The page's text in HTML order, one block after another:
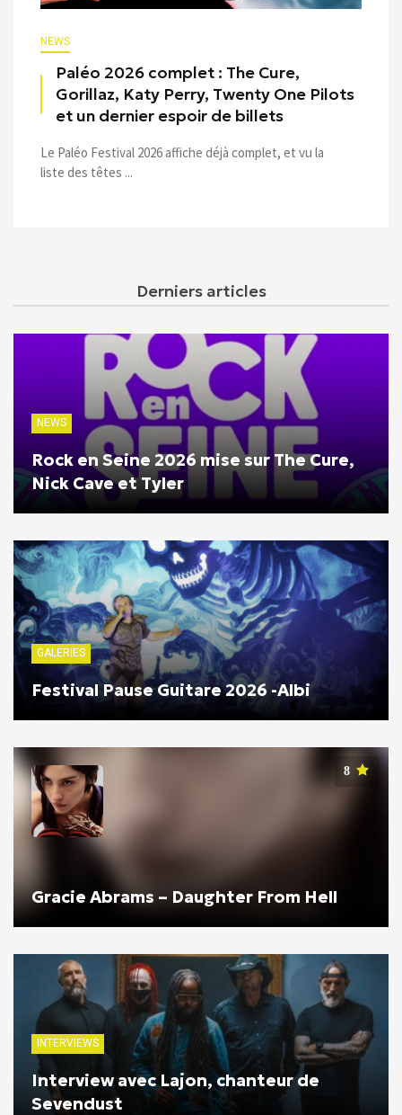
NEWS
Paléo 2026 complet : The Cure,
Gorillaz, Katy Perry, Twenty One Pilots
et un dernier espoir de billets
Le Paléo Festival 2026 affiche déjà complet, et vu la
liste des têtes ...
Derniers articles
NEWS
Rock en Seine 2026 mise sur The Cure,
Nick Cave et Tyler
GALERIES
Festival Pause Guitare 2026 -Albi
8
Gracie Abrams – Daughter From Hell
INTERVIEWS
Interview avec Lajon, chanteur de
Sevendust